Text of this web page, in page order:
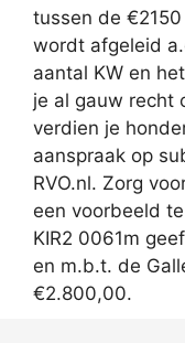
tussen de
wordt afgeleid
aantal KW en
je al gauw recht
verdien je
aanspraak op
RVO.nl. Zorg
een voorbeeld
KIR2 0061m
en m.b.t. de
€2.800,00.